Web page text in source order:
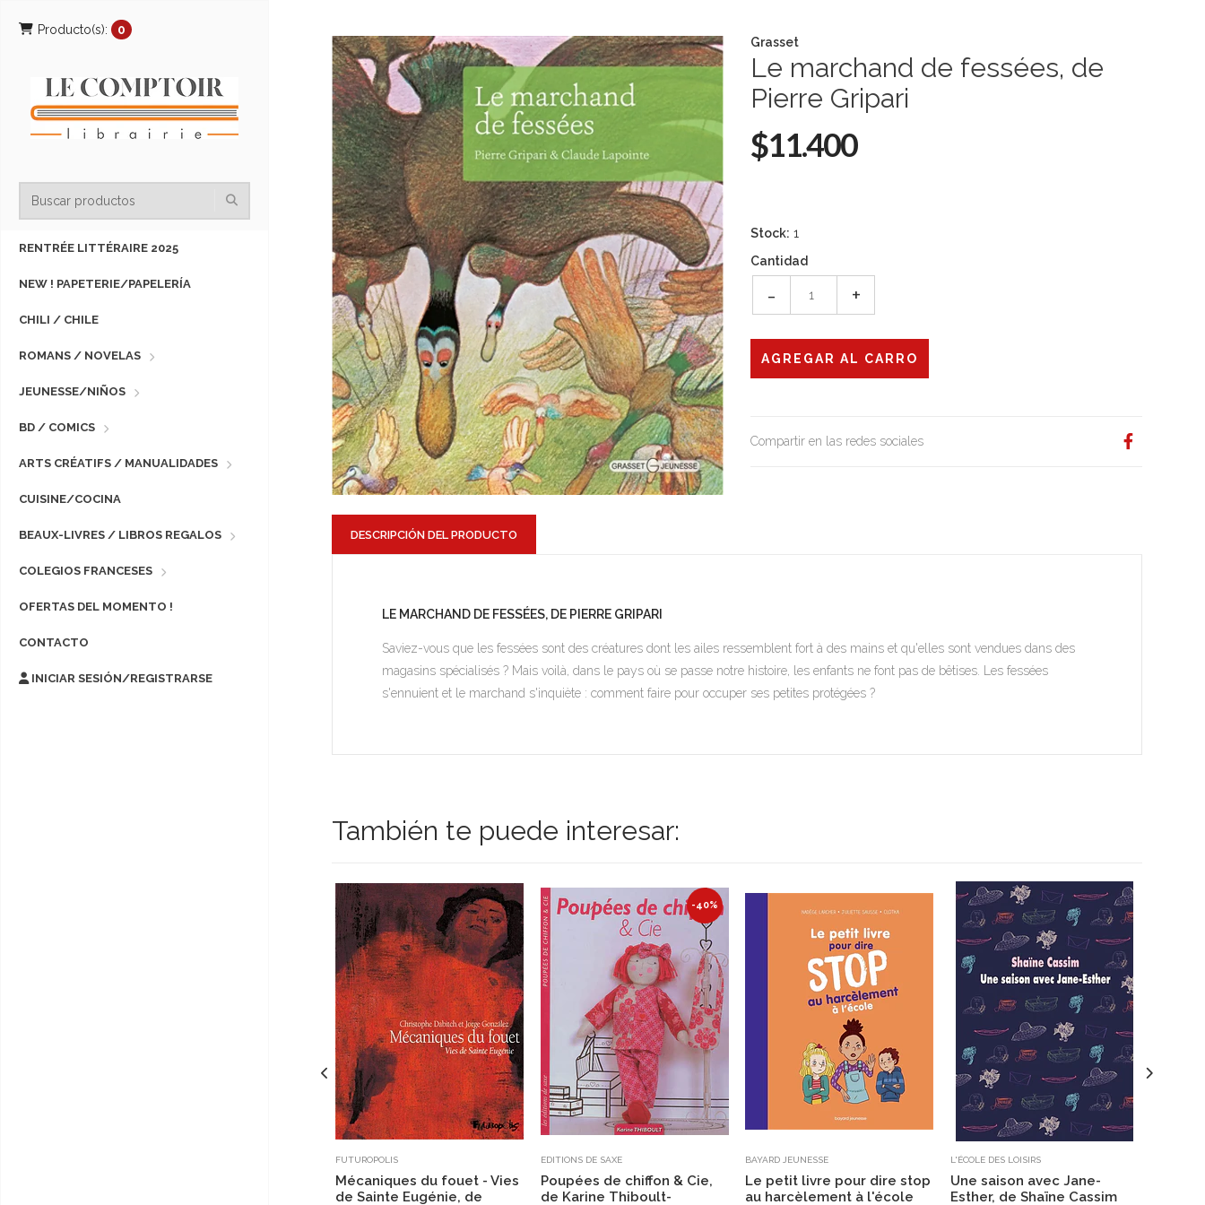
Producto(s): 0
RENTRÉE LITTÉRAIRE 2025
NEW ! PAPETERIE/PAPELERÍA
CHILI / CHILE
ROMANS / NOVELAS
JEUNESSE/NIÑOS
BD / COMICS
ARTS CRÉATIFS / MANUALIDADES
CUISINE/COCINA
BEAUX-LIVRES / LIBROS REGALOS
COLEGIOS FRANCESES
OFERTAS DEL MOMENTO !
CONTACTO
INICIAR SESIÓN/REGISTRARSE
Grasset
Le marchand de fessées, de
Pierre Gripari
$11.400
Stock: 1
Cantidad
- +
Compartir en las redes sociales
DESCRIPCIÓN DEL PRODUCTO
LE MARCHAND DE FESSÉES, DE PIERRE GRIPARI
Saviez-vous que les fessées sont des créatures dont les ailes ressemblent fort à des mains et qu'elles sont vendues dans des
magasins spécialisés ? Mais voilà, dans le pays où se passe notre histoire, les enfants ne font pas de bêtises. Les fessées
s'ennuient et le marchand s'inquiète : comment faire pour occuper ses petites protégées ?
También te puede interesar:
FUTUROPOLIS
Mécaniques du fouet - Vies
de Sainte Eugénie, de
-40%
EDITIONS DE SAXE
Poupées de chiffon & Cie,
de Karine Thiboult-
BAYARD JEUNESSE
Le petit livre pour dire stop
au harcèlement à l'école
L'ÉCOLE DES LOISIRS
Une saison avec Jane-
Esther, de Shaïne Cassim